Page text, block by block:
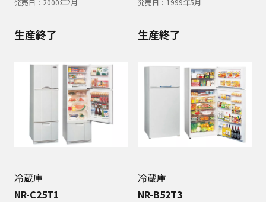
発売日： 2000年2月 発売日： 1999年5月
生産終了
冷蔵庫
NR-C25T1
生産終了
冷蔵庫
NR-B52T3